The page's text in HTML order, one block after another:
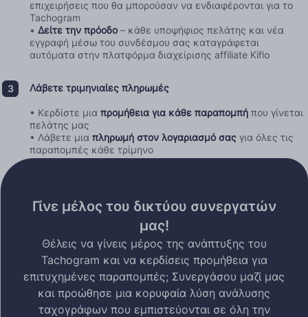
επιχειρήσεις που θα μπορούσαν να ενδιαφέρονται για το
Tachogram
• Δείτε την πρόοδο – κάθε υποψήφιος πελάτης και νέα
εγγραφή μέσω του συνδέσμου σας καταγράφεται
αυτόματα στην πλατφόρμα διαχείρισης affiliate Kiflo
Λάβετε τριμηνιαίες πληρωμές
• Κερδίστε μια προμήθεια για κάθε παραπομπή που γίνεται
πελάτης μας
• Λάβετε μια πληρωμή στον λογαριασμό σας για όλες τις
παραπομπές κάθε τρίμηνο
Γίνε μέλος του δικτύου συνεργατών
μας!
Θέλεις να γίνεις μέρος της ανάπτυξης του
Tachogram και να κερδίσεις προμήθεια για
επιτυχημένες παραπομπές; Συνεργάσου μαζί μας
και προώθησε μια κορυφαία λύση ανάλυσης
ταχογράφων που εμπιστεύονται σε όλη την